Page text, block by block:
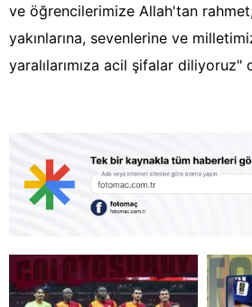
ve öğrencilerimize Allah'tan
yakınlarına, sevenlerine ve
yaralılarımıza acil şifalar diliyoruz"